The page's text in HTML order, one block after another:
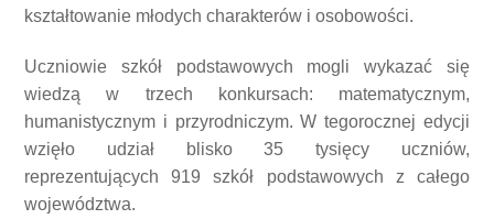
kształtowanie młodych charakterów i osobowości.
Uczniowie szkół podstawowych mogli wykazać się
wiedzą w trzech konkursach: matematycznym,
humanistycznym i przyrodniczym. W tegorocznej edycji
wzięło udział blisko 35 tysięcy uczniów,
reprezentujących 919 szkół podstawowych z całego
województwa.